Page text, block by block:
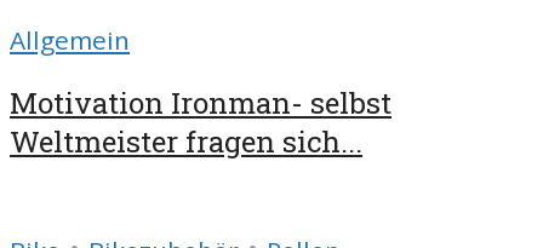
Allgemein
Motivation Ironman- selbst
Weltmeister fragen sich...